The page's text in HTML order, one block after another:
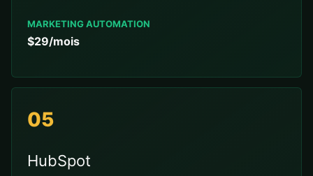
MARKETING AUTOMATION
$29/mois
05
HubSpot